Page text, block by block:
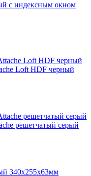
с индексным окном
Loft HDF черный
решетчатый серый